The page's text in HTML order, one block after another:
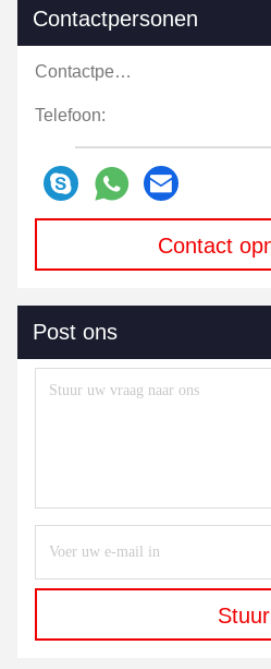
Contactpersonen
Contactpersonen:
Telefoon:
Contact
Post ons
Stuur